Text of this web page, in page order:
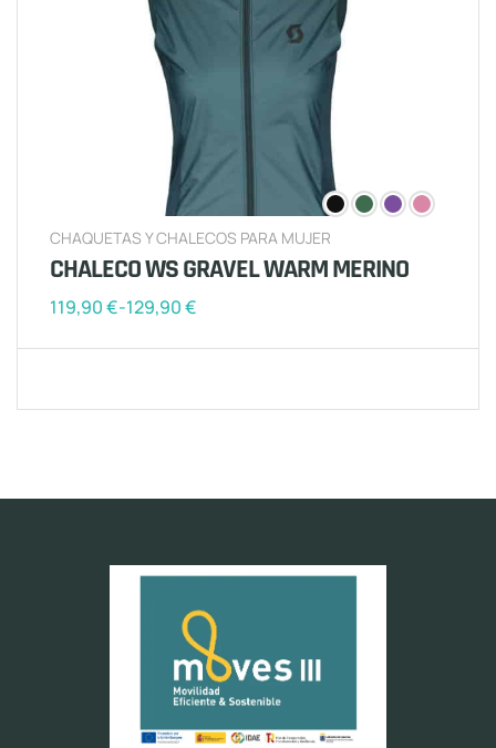
CHAQUETAS Y CHALECOS PARA MUJER
CHALECO WS GRAVEL WARM MERINO
119,90€-129,90€